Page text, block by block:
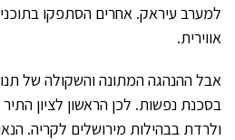
למערב עיראק. אחרים הסתפקו
אווירית.
אבל ההנהגה המתונה והשקולה של
בסכנת נפשות. לכן הראשון לציון
ולרדת בבהילות מירושלים לקריה.